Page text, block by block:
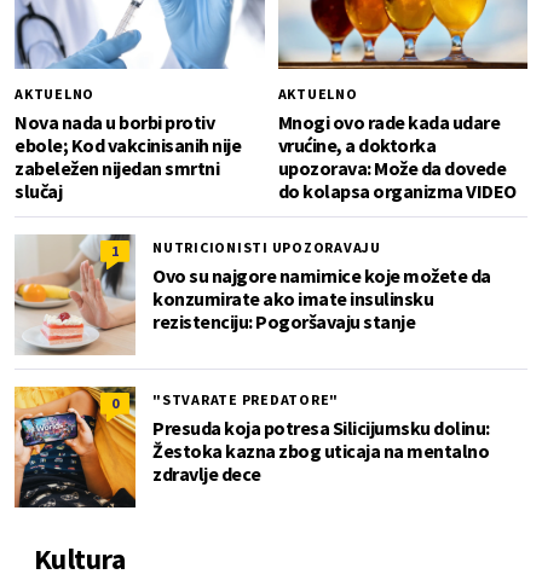
AKTUELNO
Nova nada u borbi protiv
ebole; Kod vakcinisanih nije
zabeležen nijedan smrtni
slučaj
AKTUELNO
Mnogi ovo rade kada udare
vrućine, a doktorka
upozorava: Može da dovede
do kolapsa organizma VIDEO
1 NUTRICIONISTI UPOZORAVAJU
Ovo su najgore namirnice koje možete da
konzumirate ako imate insulinsku
rezistenciju: Pogoršavaju stanje
0 "STVARATE PREDATORE"
Presuda koja potresa Silicijumsku dolinu:
Žestoka kazna zbog uticaja na mentalno
zdravlje dece
Kultura